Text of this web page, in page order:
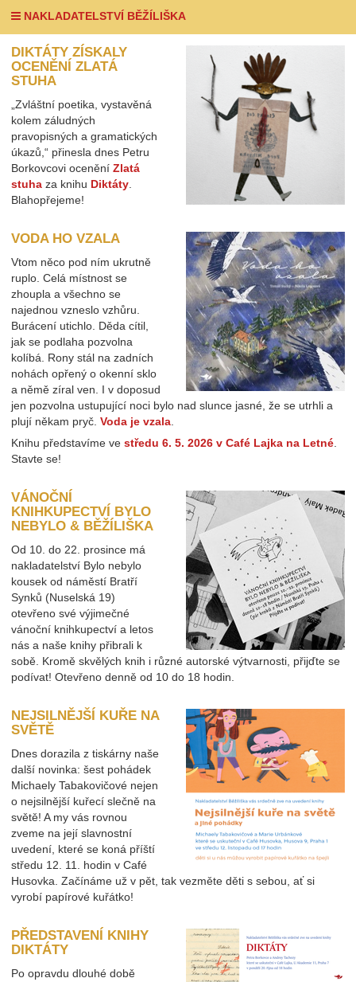
NAKLADATELSTVÍ BĚŽÍLIŠKA
DIKTÁTY ZÍSKALY
OCENĚNÍ ZLATÁ
STUHA
„Zvláštní poetika, vystavěná
kolem záludných
pravopisných a gramatických
úkazů,“ přinesla dnes Petru
Borkovcovi ocenění Zlatá
stuha za knihu Diktáty
Blahopřejeme!
VODA HO VZALA
Vtom něco pod ním ukrutně
ruplo. Celá místnost se
zhoupla a všechno se
najednou vzneslo vzhůru.
Burácení utichlo. Děda cítil,
jak se podlaha pozvolna
kolíbá. Rony stál na zadních
nohách opřený o okenní sklo
a němě zíral ven. I v doposud
jen pozvolna ustupující noci bylo nad slunce jasné, že se utrhli a
plují někam pryč. Voda je vzala
Knihu představíme ve středu 6. 5. 2026 v Café Lajka na Letné
Stavte se!
VÁNOČNÍ
KNIHKUPECTVÍ BYLO
NEBYLO & BĚŽÍLIŠKA
Od 10. do 22. prosince má
nakladatelství Bylo nebylo
kousek od náměstí Bratří
Synků (Nuselská 19)
otevřeno své výjimečné
vánoční knihkupectví a letos
nás a naše knihy přibrali k
sobě. Kromě skvělých knih i různé autorské výtvarnosti, přijďte se
podívat! Otevřeno denně od 10 do 18 hodin.
NEJSILNĚJŠÍ KUŘE NA
SVĚTĚ
Dnes dorazila z tiskárny naše
další novinka: šest pohádek
Michaely Tabakovičové nejen
o nejsilnější kuřecí slečně na
světě! A my vás rovnou
zveme na její slavnostní
uvedení, které se koná příští
středu 12. 11. hodin v Café
Husovka. Začínáme už v pět, tak vezměte děti s sebou, ať si
vyrobí papírové kuřátko!
PŘEDSTAVENÍ KNIHY
DIKTÁTY
Po opravdu dlouhé době